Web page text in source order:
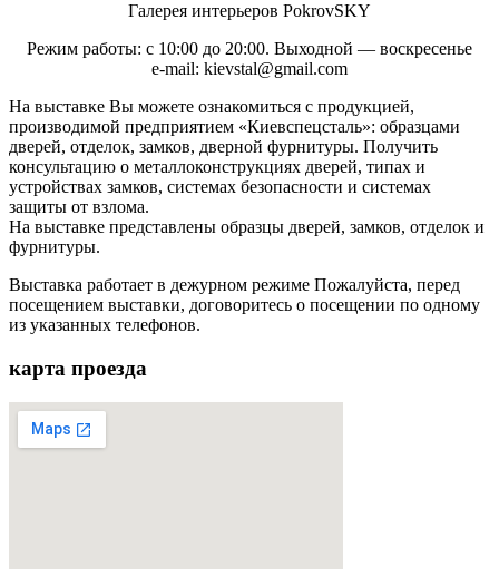
Галерея интерьеров PokrovSKY
Режим работы: с 10:00 до 20:00. Выходной — воскресенье
e-mail: kievstal@gmail.com
На выставке Вы можете ознакомиться с продукцией,
производимой предприятием «Киевспецсталь»: образцами
дверей, отделок, замков, дверной фурнитуры. Получить
консультацию о металлоконструкциях дверей, типах и
устройствах замков, системах безопасности и системах
защиты от взлома.
На выставке представлены образцы дверей, замков, отделок и
фурнитуры.
Выставка работает в дежурном режиме Пожалуйста, перед
посещением выставки, договоритесь о посещении по одному
из указанных телефонов.
карта проезда